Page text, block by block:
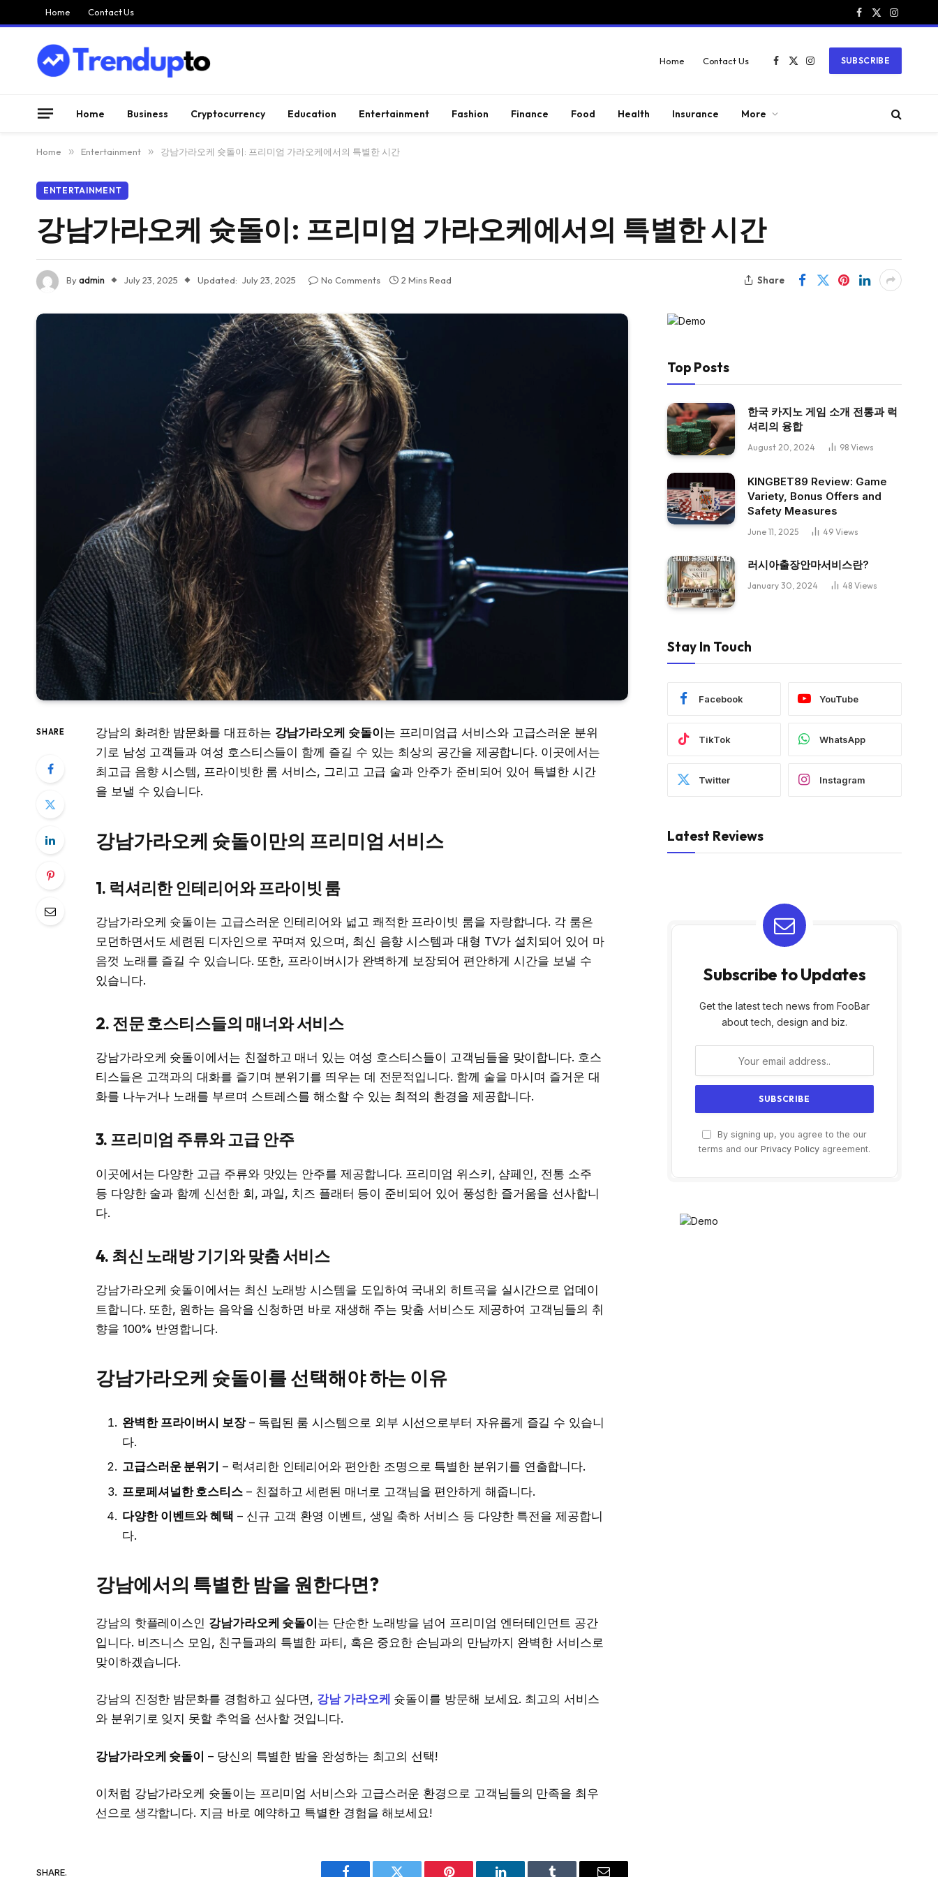
Home Contact Us
Facebook
X
Instagram
Home Contact Us
Facebook
X
Instagram
SUBSCRIBE
Home Business Cryptocurrency Education Entertainment Fashion Finance Food Health Insurance More
Home » Entertainment » 강남가라오케 슛돌이: 프리미엄 가라오케에서의 특별한 시간
ENTERTAINMENT
강남가라오케 슛돌이: 프리미엄 가라오케에서의 특별한 시간
Byadmin July 23, 2025 Updated: July 23, 2025 No Comments 2 Mins Read Share
SHARE 강남의 화려한 밤문화를 대표하는 강남가라오케 슛돌이 는 프리미엄급 서비스와 고급스러운 분위
기로 남성 고객들과 여성 호스티스들이 함께 즐길 수 있는 최상의 공간을 제공합니다. 이곳에서는
최고급 음향 시스템, 프라이빗한 룸 서비스, 그리고 고급 술과 안주가 준비되어 있어 특별한 시간
을 보낼 수 있습니다.
강남가라오케 슛돌이만의 프리미엄 서비스
1. 럭셔리한 인테리어와 프라이빗 룸
강남가라오케 슛돌이는 고급스러운 인테리어와 넓고 쾌적한 프라이빗 룸을 자랑합니다. 각 룸은
모던하면서도 세련된 디자인으로 꾸며져 있으며, 최신 음향 시스템과 대형 TV가 설치되어 있어 마
음껏 노래를 즐길 수 있습니다. 또한, 프라이버시가 완벽하게 보장되어 편안하게 시간을 보낼 수
있습니다.
2. 전문 호스티스들의 매너와 서비스
강남가라오케 슛돌이에서는 친절하고 매너 있는 여성 호스티스들이 고객님들을 맞이합니다. 호스
티스들은 고객과의 대화를 즐기며 분위기를 띄우는 데 전문적입니다. 함께 술을 마시며 즐거운 대
화를 나누거나 노래를 부르며 스트레스를 해소할 수 있는 최적의 환경을 제공합니다.
3. 프리미엄 주류와 고급 안주
이곳에서는 다양한 고급 주류와 맛있는 안주를 제공합니다. 프리미엄 위스키, 샴페인, 전통 소주
등 다양한 술과 함께 신선한 회, 과일, 치즈 플래터 등이 준비되어 있어 풍성한 즐거움을 선사합니
다.
4. 최신 노래방 기기와 맞춤 서비스
강남가라오케 슛돌이에서는 최신 노래방 시스템을 도입하여 국내외 히트곡을 실시간으로 업데이
트합니다. 또한, 원하는 음악을 신청하면 바로 재생해 주는 맞춤 서비스도 제공하여 고객님들의 취
향을 100% 반영합니다.
강남가라오케 슛돌이를 선택해야 하는 이유
완벽한 프라이버시 보장– 독립된 룸 시스템으로 외부 시선으로부터 자유롭게 즐길 수 있습니
다.
고급스러운 분위기 – 럭셔리한 인테리어와 편안한 조명으로 특별한 분위기를 연출합니다.
프로페셔널한 호스티스 – 친절하고 세련된 매너로 고객님을 편안하게 해줍니다.
다양한 이벤트와 혜택 – 신규 고객 환영 이벤트, 생일 축하 서비스 등 다양한 특전을 제공합니
다.
강남에서의 특별한 밤을 원한다면?
강남의 핫플레이스인 강남가라오케 슛돌이는 단순한 노래방을 넘어 프리미엄 엔터테인먼트 공간
입니다. 비즈니스 모임, 친구들과의 특별한 파티, 혹은 중요한 손님과의 만남까지 완벽한 서비스로
맞이하겠습니다.
강남의 진정한 밤문화를 경험하고 싶다면, 강남 가라오케 슛돌이를 방문해 보세요. 최고의 서비스
와 분위기로 잊지 못할 추억을 선사할 것입니다.
강남가라오케 슛돌이 – 당신의 특별한 밤을 완성하는 최고의 선택!
이처럼 강남가라오케 슛돌이는 프리미엄 서비스와 고급스러운 환경으로 고객님들의 만족을 최우
선으로 생각합니다. 지금 바로 예약하고 특별한 경험을 해보세요!
SHARE.
Top Posts
한국 카지노 게임 소개 전통과 럭
셔리의 융합
August 20, 2024 98 Views
KINGBET89 Review: Game
Variety, Bonus Offers and
Safety Measures
June 11, 2025 49 Views
러시아출장안마서비스란?
January 30, 2024 48 Views
Stay In Touch
Facebook YouTube
TikTok WhatsApp
Twitter Instagram
Latest Reviews
Subscribe to Updates
Get the latest tech news from FooBar
about tech, design and biz.
By signing up, you agree to the our
terms and our Privacy Policy agreement.